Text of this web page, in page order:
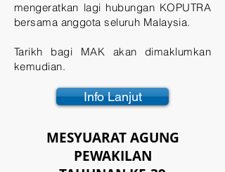
mengeratkan lagi hubungan KOPUTRA
bersama anggota seluruh Malaysia.
Tarikh bagi MAK akan dimaklumkan
kemudian.
Info Lanjut
MESYUARAT AGUNG
PEWAKILAN